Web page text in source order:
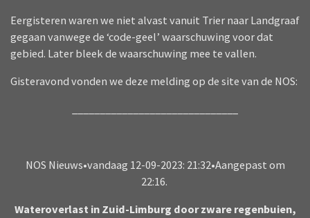
Eergisteren waren we niet alvast vanuit Trier naar Landgraaf
gegaan vanwege de ‘code-geel’ waarschuwing voor dat
gebied. Later bleek de waarschuwing mee te vallen.
Gisteravond vonden we deze melding op de site van de NOS:
NOS Nieuws•vandaag 12-09-2023: 21:32•Aangepast om
22:16.
Wateroverlast in Zuid-Limburg door zware regenbuien,